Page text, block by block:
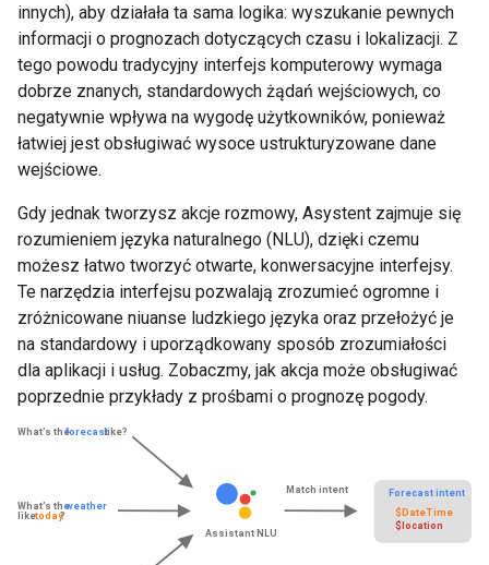
innych), aby działała ta sama logika: wyszukanie pewnych
informacji o prognozach dotyczących czasu i lokalizacji. Z
tego powodu tradycyjny interfejs komputerowy wymaga
dobrze znanych, standardowych żądań wejściowych, co
negatywnie wpływa na wygodę użytkowników, ponieważ
łatwiej jest obsługiwać wysoce ustrukturyzowane dane
wejściowe.
Gdy jednak tworzysz akcje rozmowy, Asystent zajmuje się
rozumieniem języka naturalnego (NLU), dzięki czemu
możesz łatwo tworzyć otwarte, konwersacyjne interfejsy.
Te narzędzia interfejsu pozwalają zrozumieć ogromne i
zróżnicowane niuanse ludzkiego języka oraz przełożyć je
na standardowy i uporządkowany sposób zrozumiałości
dla aplikacji i usług. Zobaczmy, jak akcja może obsługiwać
poprzednie przykłady z prośbami o prognozę pogody.